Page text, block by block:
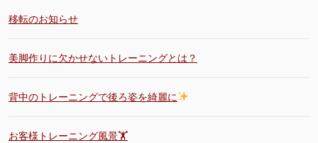
移転のお知らせ
美脚作りに欠かせないトレーニングとは？
背中のトレーニングで後ろ姿を綺麗に
お客様トレーニング風景🏋️